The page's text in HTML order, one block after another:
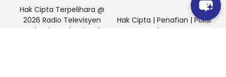
Hak Cipta Terpelihara @
2026 Radio Televisyen
Malaysia, Berita Ehwal
Hak Cipta | Penafian | Polisi
Keselamatan